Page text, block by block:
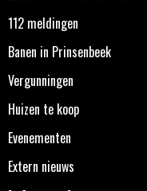
112 meldingen
Banen in Prinsenbeek
Vergunningen
Huizen te koop
Evenementen
Extern nieuws